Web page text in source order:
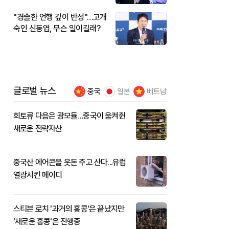
"경솔한 언행 깊이 반성"…고개
숙인 신동엽, 무슨 일이길래?
글로벌 뉴스 중국 일본 베트남
희토류 다음은 광모듈…중국이 움켜쥔
새로운 전략자산
중국산 에어콘을 웃돈 주고 산다...유럽
열광시킨 메이디
스티븐 로치 '과거의 홍콩'은 끝났지만
'새로운 홍콩'은 진행중